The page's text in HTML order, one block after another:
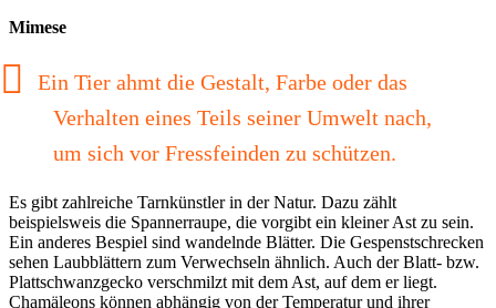
Mimese
Ein Tier ahmt die Gestalt, Farbe oder das
Verhalten eines Teils seiner Umwelt nach,
um sich vor Fressfeinden zu schützen.
Es gibt zahlreiche Tarnkünstler in der Natur. Dazu zählt
beispielsweis die Spannerraupe, die vorgibt ein kleiner Ast zu sein.
Ein anderes Bespiel sind wandelnde Blätter. Die Gespenstschrecken
sehen Laubblättern zum Verwechseln ähnlich. Auch der Blatt- bzw.
Plattschwanzgecko verschmilzt mit dem Ast, auf dem er liegt.
Chamäleons können abhängig von der Temperatur und ihrer